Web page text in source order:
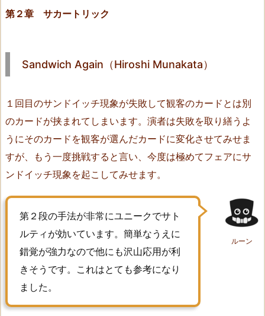
（S.
e
a
S
a
n
i
c
h
A
第２章 サカートリック
Sandwich Again（Hiroshi Munakata）
１回目のサンドイッチ現象が失敗して観客のカードとは別
のカードが挟まれてしまいます。演者は失敗を取り繕うよ
うにそのカードを観客が選んだカードに変化させてみせま
すが、もう一度挑戦すると言い、今度は極めてフェアにサ
ンドイッチ現象を起こしてみせます。
ルーン
第２段の手法が非常にユニークでサト
ルティが効いています。簡単なうえに
錯覚が強力なので他にも沢山応用が利
きそうです。これはとても参考になり
ました。